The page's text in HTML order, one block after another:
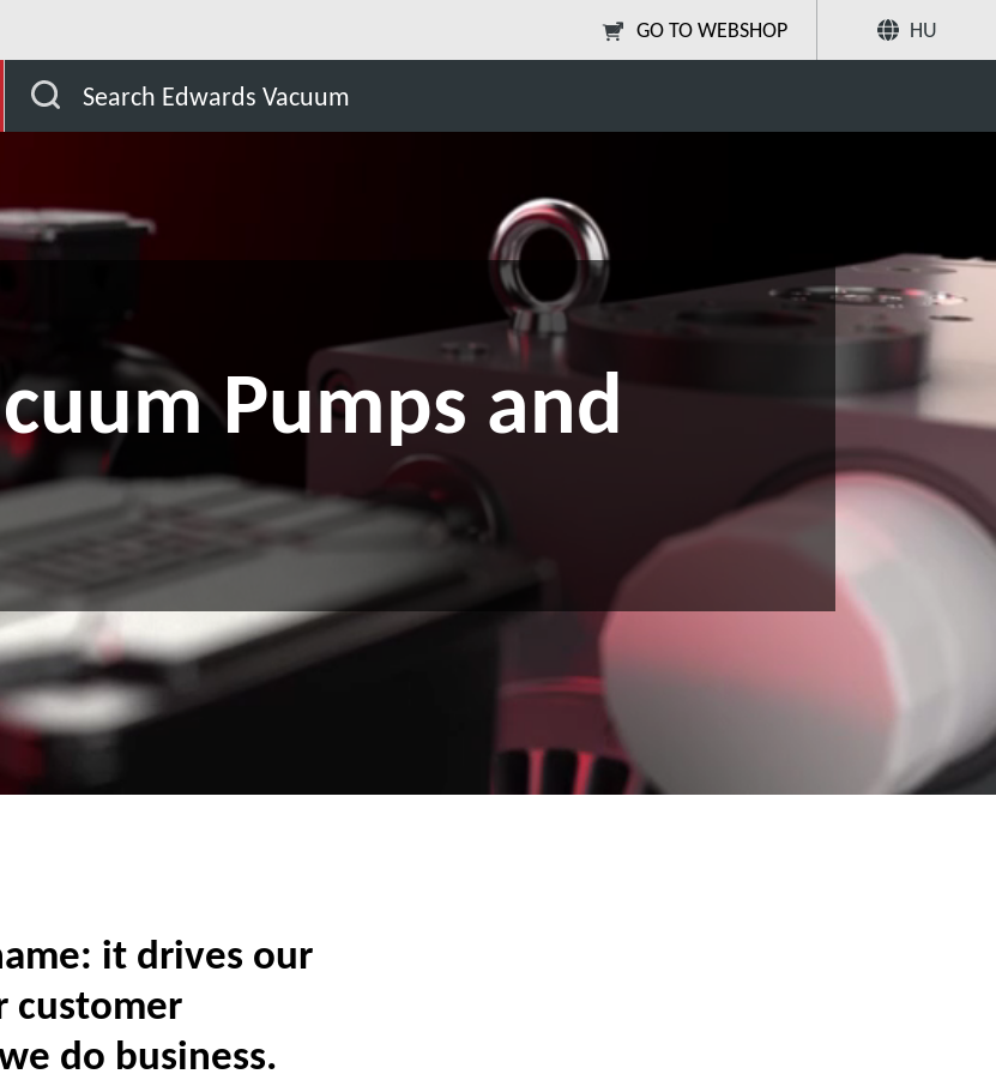
GO TO WEBSHOP HU
Search Edwards Vacuum
Megosztás
Pumps and
it drives our
customer
do business.